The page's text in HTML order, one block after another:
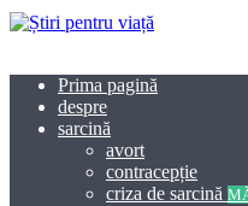
Prima pagină
despre
sarcină
avort
contracepție
criza de sarcină